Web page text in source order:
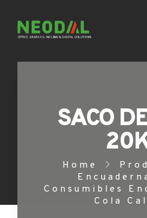
SACO
Home
Consumibles
Cola